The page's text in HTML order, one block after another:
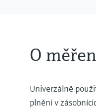
O
Univerzálně
plnění v